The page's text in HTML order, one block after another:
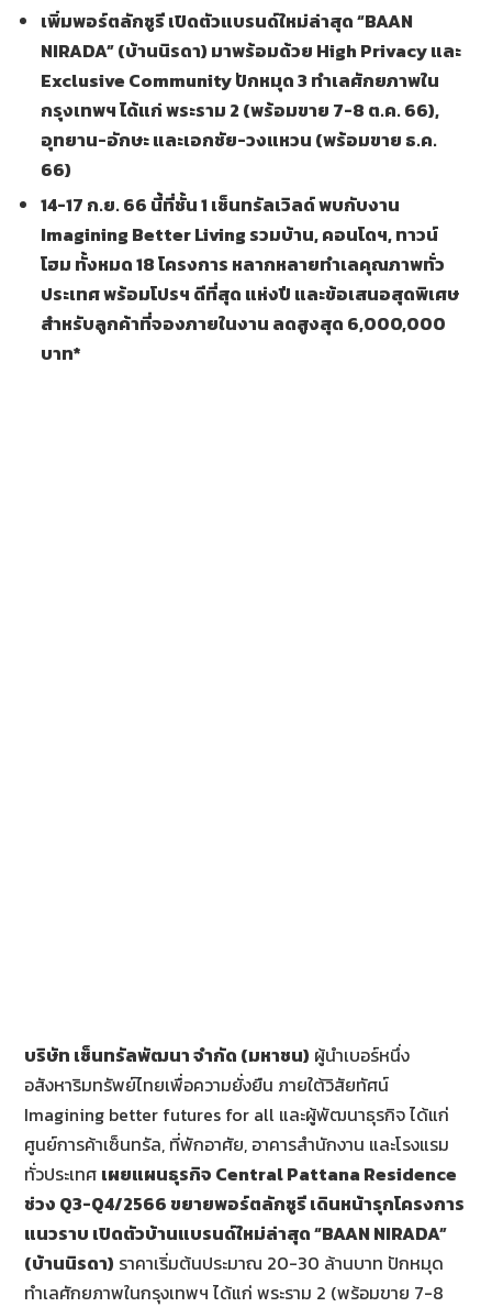
เพิ่มพอร์ตลักซูรี เปิดตัวแบรนด์ใหม่ล่าสุด“BAAN
NIRADA” (บ้านนิรดา) มาพร้อมด้วย High Privacy และ
Exclusive Community ปักหมุด 3 ทำเลศักยภาพใน
กรุงเทพฯ ได้แก่ พระราม 2 (พร้อมขาย 7-8 ต.ค. 66),
อุทยาน-อักษะ และเอกชัย-วงแหวน (พร้อมขาย ธ.ค.
66)
14-17 ก.ย. 66 นี้ที่ชั้น 1 เซ็นทรัลเวิลด์ พบกับงาน
Imagining Better Living รวมบ้าน, คอนโดฯ, ทาวน์
โฮม ทั้งหมด 18 โครงการ หลากหลายทำเลคุณภาพทั่ว
ประเทศ พร้อมโปรฯ ดีที่สุด แห่งปี และข้อเสนอสุดพิเศษ
สำหรับลูกค้าที่จองภายในงาน ลดสูงสุด 6,000,000
บาท*
บริษัท เซ็นทรัลพัฒนา จำกัด (มหาชน) ผู้นำเบอร์หนึ่ง
อสังหาริมทรัพย์ไทยเพื่อความยั่งยืน ภายใต้วิสัยทัศน์
Imagining better futures for all และผู้พัฒนาธุรกิจ ได้แก่
ศูนย์การค้าเซ็นทรัล, ที่พักอาศัย, อาคารสำนักงาน และโรงแรม
ทั่วประเทศ เผยแผนธุรกิจ Central Pattana Residence
ช่วง Q3-Q4/2566 ขยายพอร์ตลักซูรี เดินหน้ารุกโครงการ
แนวราบ เปิดตัวบ้านแบรนด์ใหม่ล่าสุด “BAAN NIRADA”
(บ้านนิรดา) ราคาเริ่มต้นประมาณ 20-30 ล้านบาท ปักหมุด
ทำเลศักยภาพในกรุงเทพฯ ได้แก่ พระราม 2 (พร้อมขาย 7-8